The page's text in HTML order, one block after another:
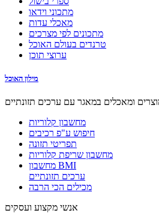
מתכוני וידאו
מאכלי עדות
מתכונים לפי מצרכים
טרנדים בעולם האוכל
ערוצי תוכן
מילון האוכל
מחשבון קלוריות
חיפוש ע"פ רכיבים
תפריטי תזונה
מחשבון שריפת קלוריות
מחשבון BMI
ערכים תזונתיים
מכילים הכי הרבה
אנשי מקצוע ועסקים